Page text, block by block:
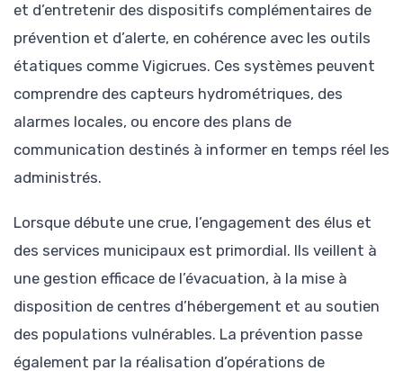
et d’entretenir des dispositifs complémentaires de
prévention et d’alerte, en cohérence avec les outils
étatiques comme Vigicrues. Ces systèmes peuvent
comprendre des capteurs hydrométriques, des
alarmes locales, ou encore des plans de
communication destinés à informer en temps réel les
administrés.
Lorsque débute une crue, l’engagement des élus et
des services municipaux est primordial. Ils veillent à
une gestion efficace de l’évacuation, à la mise à
disposition de centres d’hébergement et au soutien
des populations vulnérables. La prévention passe
également par la réalisation d’opérations de